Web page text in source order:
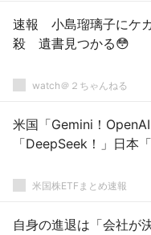
速報 小島瑠璃子にケ
殺 遺書見つかる😳
watch＠２ちゃんねる
米国「Gemini！
「DeepSeek！」日本
米国株ETFまとめ速報
自身の進退は「会社が